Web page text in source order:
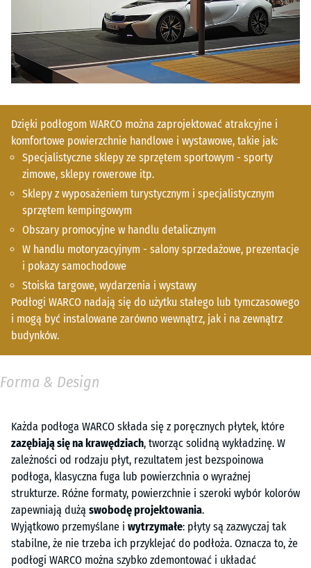
Dzięki podłogom WARCO można zaprojektować atrakcyjne i
komfortowe powierzchnie handlowe i wystawowe, takie jak:
Specjalistyczne sklepy ze sprzętem sportowym - sporty
zimowe, sklepy rowerowe itp.
Sklepy z wyposażeniem turystycznym i specjalistycznym
sprzętem kempingowym
Obszary promocyjne w handlu detalicznym
W handlu motoryzacyjnym - salony sprzedażowe, prezentacje
i pokazy samochodowe
Stoiska targowe, wydarzenia i wystawy
Podłogi WARCO nadają się do użytku stałego lub tymczasowego
i mogą być instalowane zarówno wewnątrz, jak i na zewnątrz
budynków.
Forma & Design
Każda podłoga WARCO składa się z poręcznych płytek, które
zazębiają się na krawędziach, tworząc solidną wykładzinę. W
zależności od rodzaju płyt, rezultatem jest bezspoinowa
podłoga, klasyczna fuga lub powierzchnia o wyraźnej
strukturze. Różne formaty, powierzchnie i szeroki wybór kolorów
zapewniają dużą swobodę projektowania.
Wyjątkowo przemyślane i wytrzymałe: płyty są zazwyczaj tak
stabilne, że nie trzeba ich przyklejać do podłoża. Oznacza to, że
podłogi WARCO można szybko zdemontować i układać